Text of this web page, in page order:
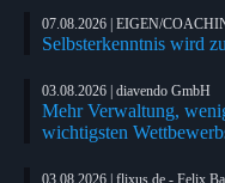
07.08.2026 | EIGEN/
Selbsterkenntnis wird
03.08.2026 | diavendo GmbH
Mehr Verwaltung,
wichtigsten
03.08.2026 | flixus.de - Felix